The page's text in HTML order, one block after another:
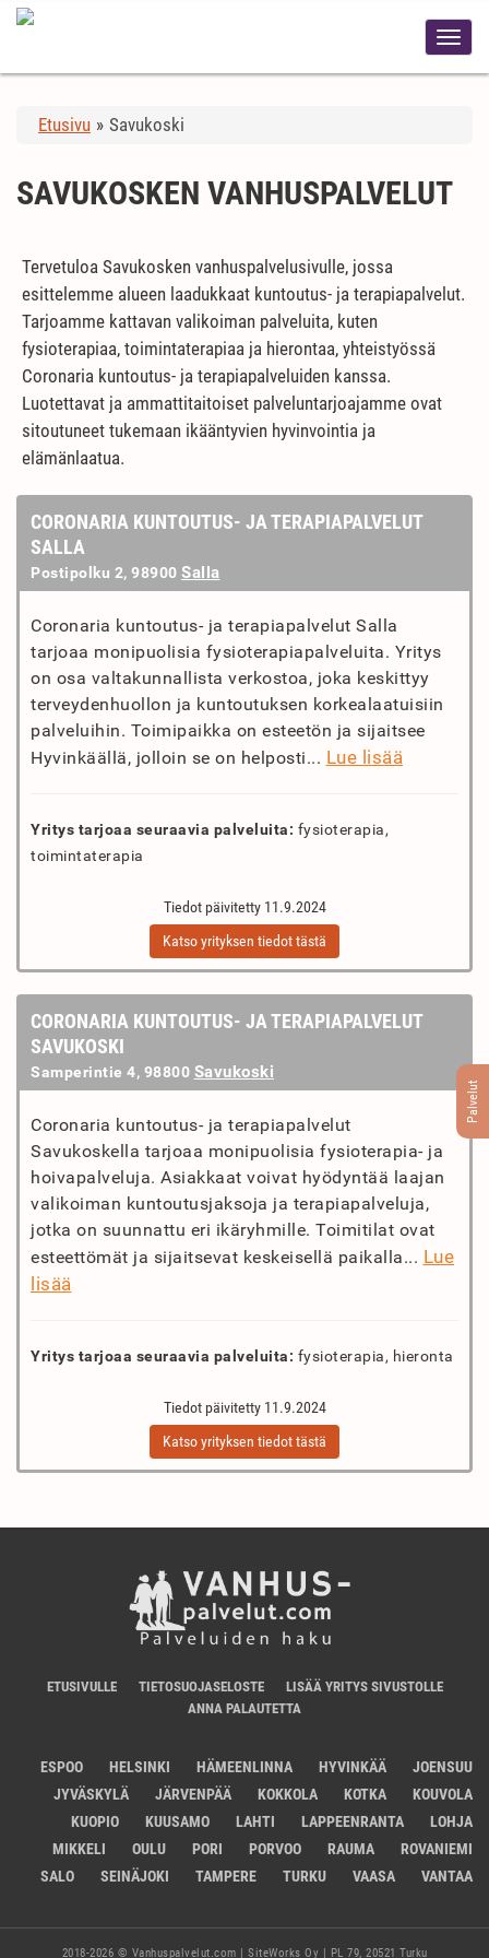
Etusivu » Savukoski
Palvelut
SAVUKOSKEN VANHUSPALVELUT
Tervetuloa Savukosken vanhuspalvelusivulle, jossa
esittelemme alueen laadukkaat kuntoutus- ja terapiapalvelut.
Tarjoamme kattavan valikoiman palveluita, kuten
fysioterapiaa, toimintaterapiaa ja hierontaa, yhteistyössä
Coronaria kuntoutus- ja terapiapalveluiden kanssa.
Luotettavat ja ammattitaitoiset palveluntarjoajamme ovat
sitoutuneet tukemaan ikääntyvien hyvinvointia ja
elämänlaatua.
CORONARIA KUNTOUTUS- JA TERAPIAPALVELUT
SALLA
Postipolku 2, 98900 Salla
Coronaria kuntoutus- ja terapiapalvelut Salla
tarjoaa monipuolisia fysioterapiapalveluita. Yritys
on osa valtakunnallista verkostoa, joka keskittyy
terveydenhuollon ja kuntoutuksen korkealaatuisiin
palveluihin. Toimipaikka on esteetön ja sijaitsee
Hyvinkäällä, jolloin se on helposti... Lue lisää
Yritys tarjoaa seuraavia palveluita: fysioterapia,
toimintaterapia
Tiedot päivitetty 11.9.2024
Katso yrityksen tiedot tästä
CORONARIA KUNTOUTUS- JA TERAPIAPALVELUT
SAVUKOSKI
Samperintie 4, 98800 Savukoski
Coronaria kuntoutus- ja terapiapalvelut
Savukoskella tarjoaa monipuolisia fysioterapia- ja
hoivapalveluja. Asiakkaat voivat hyödyntää laajan
valikoiman kuntoutusjaksoja ja terapiapalveluja,
jotka on suunnattu eri ikäryhmille. Toimitilat ovat
esteettömät ja sijaitsevat keskeisellä paikalla... Lue
lisää
Yritys tarjoaa seuraavia palveluita: fysioterapia, hieronta
Tiedot päivitetty 11.9.2024
Katso yrityksen tiedot tästä
ETUSIVULLE TIETOSUOJASELOSTE
LISÄÄ YRITYS SIVUSTOLLE
ANNA PALAUTETTA
ESPOO HELSINKI HÄMEENLINNA HYVINKÄÄ
JOENSUU
JYVÄSKYLÄ
JÄRVENPÄÄ KOKKOLA KOTKA
KOUVOLA
KUOPIO
KUUSAMO LAHTI LAPPEENRANTA
LOHJA
MIKKELI
OULU PORI PORVOO RAUMA
ROVANIEMI
SALO
SEINÄJOKI TAMPERE TURKU VAASA VANTAA
2018-2026 © Vanhuspalvelut.com | SiteWorks Oy | PL 79, 20521 Turku